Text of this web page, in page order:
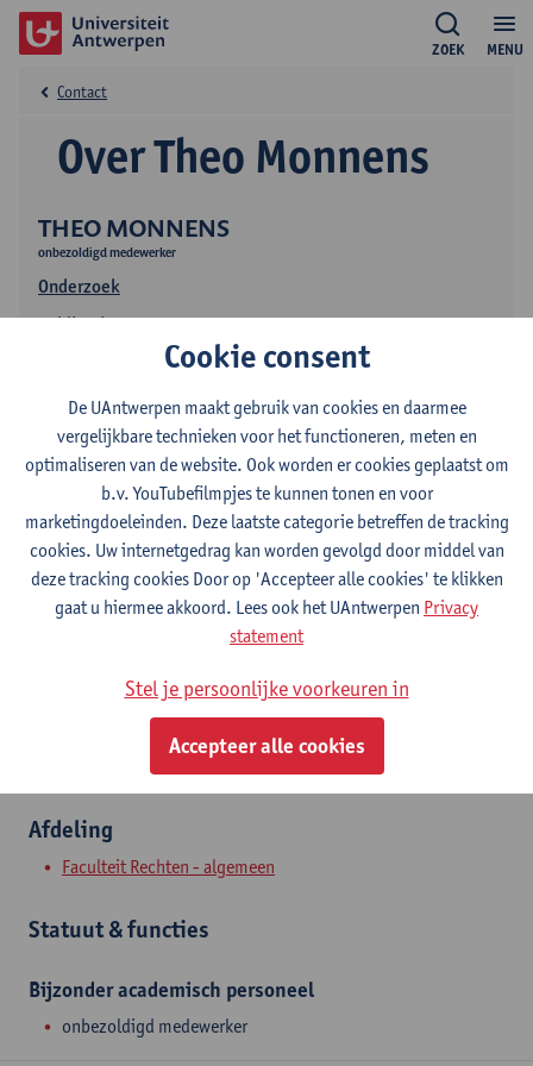
MENU
ZOEK
THEO MONNENS
onbezoldigd medewerker
Onderzoek
Publicaties
Over Theo Monnens
Contact
Contact
Stadscampus
Venusstraat 23
2000 Antwerpen, BEL
Afdeling
Faculteit Rechten - algemeen
Statuut & functies
Bijzonder academisch personeel
onbezoldigd medewerker
Cookie consent
De UAntwerpen maakt gebruik van cookies en daarmee
vergelijkbare technieken voor het functioneren, meten en
optimaliseren van de website. Ook worden er cookies geplaatst om
b.v. YouTubefilmpjes te kunnen tonen en voor
marketingdoeleinden. Deze laatste categorie betreffen de tracking
cookies. Uw internetgedrag kan worden gevolgd door middel van
deze tracking cookies Door op 'Accepteer alle cookies' te klikken
gaat u hiermee akkoord. Lees ook het UAntwerpen Privacy
statement
Stel je persoonlijke voorkeuren in
Accepteer alle cookies